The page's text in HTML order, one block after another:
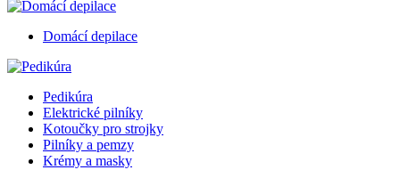
Domácí depilace
Pedikúra
Elektrické pilníky
Kotoučky pro strojky
Pilníky a pemzy
Krémy a masky